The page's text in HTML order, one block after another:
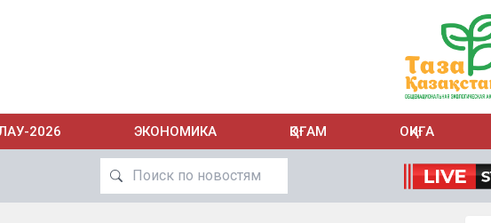
2026 ЭКОНОМИКА ҚОҒАМ ОҚИҒА